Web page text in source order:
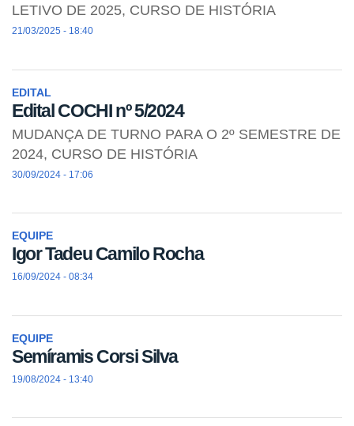
LETIVO DE 2025, CURSO DE HISTÓRIA
21/03/2025 - 18:40
EDITAL
Edital COCHI nº 5/2024
MUDANÇA DE TURNO PARA O 2º SEMESTRE DE
2024, CURSO DE HISTÓRIA
30/09/2024 - 17:06
EQUIPE
Igor Tadeu Camilo Rocha
16/09/2024 - 08:34
EQUIPE
Semíramis Corsi Silva
19/08/2024 - 13:40